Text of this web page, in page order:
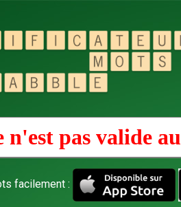
n'est pas valide au
facilement :